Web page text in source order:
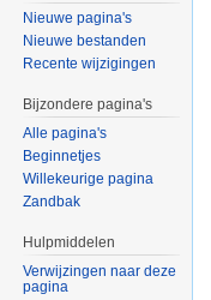
Nieuwe pagina's
Nieuwe bestanden
Recente wijzigingen
Bijzondere pagina's
Alle pagina's
Beginnetjes
Willekeurige pagina
Zandbak
Hulpmiddelen
Verwijzingen naar deze
pagina